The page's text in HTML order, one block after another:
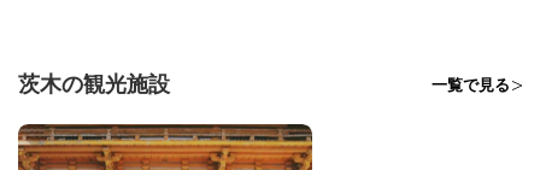
茨木の観光施設 一覧で見る